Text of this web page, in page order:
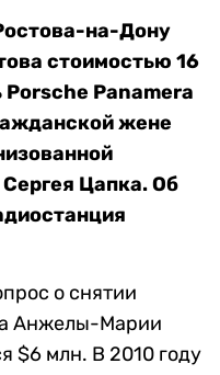
на-Дону
стоимостью 16
Porsche Panamera
жене
Цапка. Об
о снятии
Анжелы-Марии
$6 млн. В 2010 году